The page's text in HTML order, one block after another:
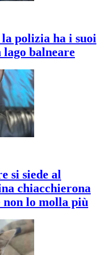
polizia ha i suoi
lago balneare
si siede al
chiacchierona
non lo molla più